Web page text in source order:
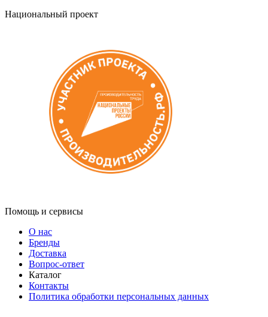
Национальный проект
Помощь и сервисы
О нас
Бренды
Доставка
Вопрос-ответ
Каталог
Контакты
Политика обработки персональных данных